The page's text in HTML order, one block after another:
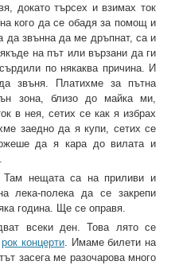
докато търсех и взимах ток
кого да се обадя за помощ и
да звънна да ме дръпнат, са и
на път или вързани да ги
по някаква причина. И
звъня. Платихме за пътна
зона, близо до майка ми,
в нея, сетих се как я избрах
заедно да я купи, сетих се
да я кара до вилата и
нещата са на приливи и
лека-полека да се закрепи
година. Ще се оправя.
всеки ден. Това лято се
рок концерти. Имаме билети на
засега ме разочарова много